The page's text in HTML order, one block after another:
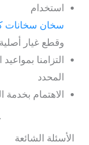
استخدام
سخان سخانات
وقطع غيار أصلية
التزامنا
المحدد
الاهتمام بخدمة
الأسئلة الشائعة